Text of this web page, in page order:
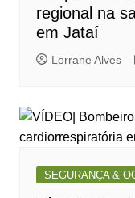
regional na
em Jataí
Lorrane Alves
SEGURANÇA &